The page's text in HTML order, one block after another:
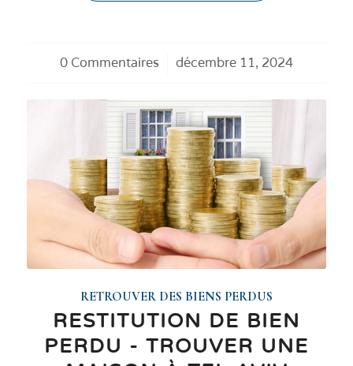
0 Commentaires
/ décembre 11, 2024
RETROUVER DES BIENS PERDUS
RESTITUTION DE BIEN
PERDU - TROUVER UNE